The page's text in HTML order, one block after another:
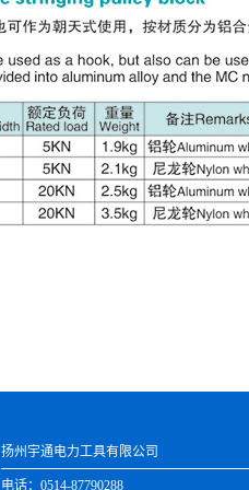
扬州宇通电力工具有限公司
电话：0514-87790288